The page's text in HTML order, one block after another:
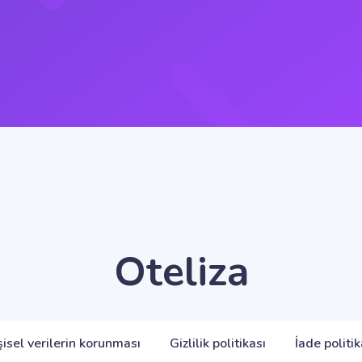
Oteliza
verilerin korunması Gizlilik politikası İade